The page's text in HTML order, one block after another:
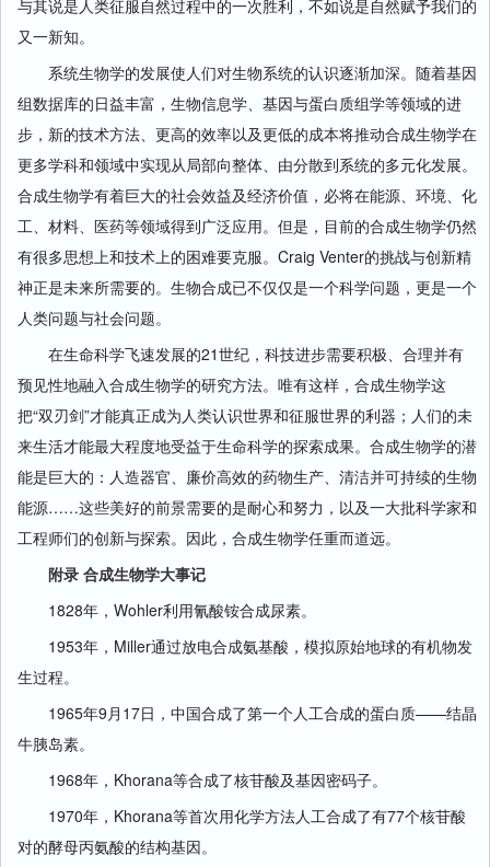
与其说是人类征服自然过程中的一次胜利，不如说是自然赋予我们的
又一新知。
系统生物学的发展使人们对生物系统的认识逐渐加深。随着基因
组数据库的日益丰富，生物信息学、基因与蛋白质组学等领域的进
步，新的技术方法、更高的效率以及更低的成本将推动合成生物学在
更多学科和领域中实现从局部向整体、由分散到系统的多元化发展。
合成生物学有着巨大的社会效益及经济价值，必将在能源、环境、化
工、材料、医药等领域得到广泛应用。但是，目前的合成生物学仍然
有很多思想上和技术上的困难要克服。Craig Venter的挑战与创新精
神正是未来所需要的。生物合成已不仅仅是一个科学问题，更是一个
人类问题与社会问题。
在生命科学飞速发展的21世纪，科技进步需要积极、合理并有
预见性地融入合成生物学的研究方法。唯有这样，合成生物学这
把“双刃剑”才能真正成为人类认识世界和征服世界的利器；人们的未
来生活才能最大程度地受益于生命科学的探索成果。合成生物学的潜
能是巨大的：人造器官、廉价高效的药物生产、清洁并可持续的生物
能源……这些美好的前景需要的是耐心和努力，以及一大批科学家和
工程师们的创新与探索。因此，合成生物学任重而道远。
附录 合成生物学大事记
1828年，Wohler利用氰酸铵合成尿素。
1953年，Miller通过放电合成氨基酸，模拟原始地球的有机物发
生过程。
1965年9月17日，中国合成了第一个人工合成的蛋白质——结晶
牛胰岛素。
1968年，Khorana等合成了核苷酸及基因密码子。
1970年，Khorana等首次用化学方法人工合成了有77个核苷酸
对的酵母丙氨酸的结构基因。